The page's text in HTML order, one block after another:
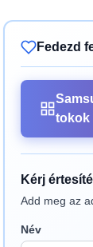
Fedezd
tokok
Kérj
Add meg az
Név